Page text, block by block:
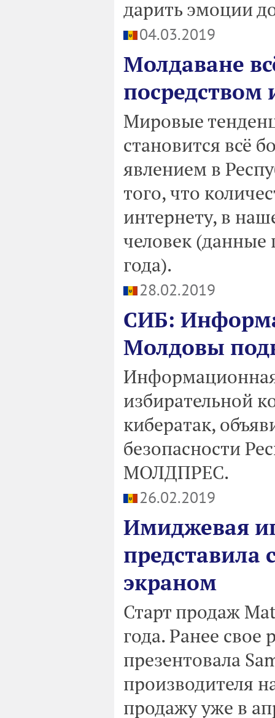
дарить эмоции
04.03.2019
Молдаване
посредством
Мировые
становится всё
явлением в
того, что
интернету, в
человек (данные
года).
28.02.2019
СИБ:
Молдовы
избирательной
кибератак,
безопасности
МОЛДПРЕС.
26.02.2019
Имиджевая
представила
экраном
Старт продаж
года. Ранее
презентовала
производителя
продажу уже в